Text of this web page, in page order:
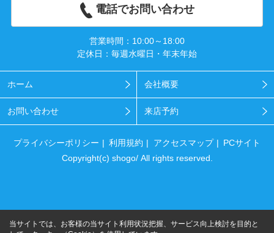
電話でお問い合わせ
営業時間：10:00～18:00
定休日：毎週水曜日・年末年始
ホーム 会社概要
お問い合わせ 来店予約
プライバシーポリシー 利用規約 アクセスマップ
PCサイト
Copyright(c) shogo/ All rights reserved.
当サイトでは、お客様の当サイト利用状況把握、サービス向上検討を目的と